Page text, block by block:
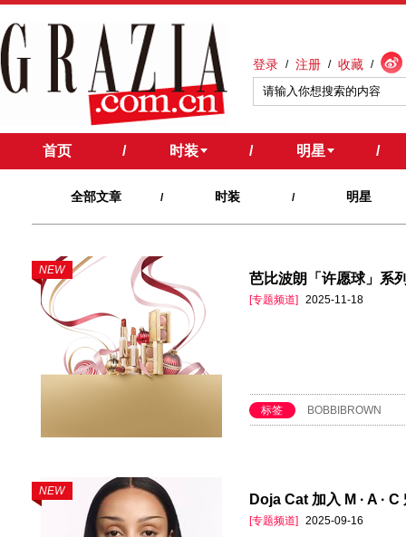
登录 / 注册 / 收藏 /
首页 / 时装 / 明星 /
全部文章 / 时装 / 明星
NEW
芭比波朗「许愿球」系
[专题频道] 2025-11-18
标签 BOBBIBROWN
NEW
Doja Cat 加入 M · A ·
[专题频道] 2025-09-16